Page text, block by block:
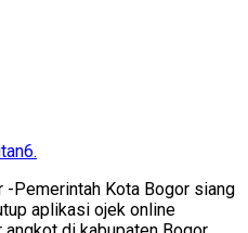
-Pemerintah Kota Bogor siang
aplikasi ojek online